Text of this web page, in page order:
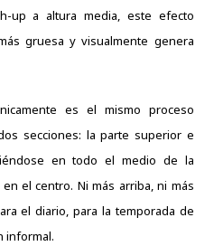
up a altura media, este efecto
gruesa y visualmente genera
es el mismo proceso
secciones: la parte superior e
en todo el medio de la
el centro. Ni más arriba, ni más
el diario, para la temporada de
informal.